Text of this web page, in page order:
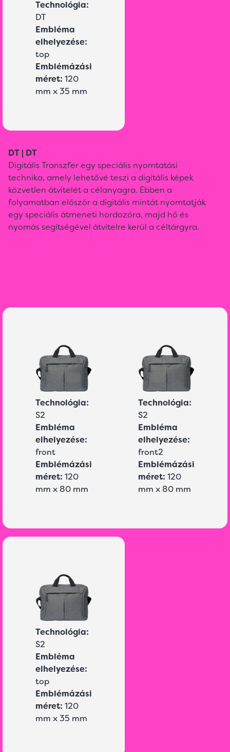
Technológia:
DT
Embléma
elhelyezése:
top
Emblémázási
méret: 120
mm x 35 mm
DT | DT
Digitális Transzfer egy speciális nyomtatási
technika, amely lehetővé teszi a digitális képek
közvetlen átvitelét a célanyagra. Ebben a
folyamatban először a digitális mintát nyomtatják
egy speciális átmeneti hordozóra, majd hő és
nyomás segítségével átvitelre kerül a céltárgyra.
Technológia:
S2
Embléma
elhelyezése:
front
Emblémázási
méret: 120
mm x 80 mm
Technológia:
S2
Embléma
elhelyezése:
front2
Emblémázási
méret: 120
mm x 80 mm
Technológia:
S2
Embléma
elhelyezése:
top
Emblémázási
méret: 120
mm x 35 mm